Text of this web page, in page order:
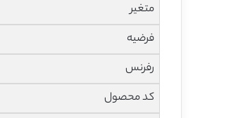
متغیر
فرضیه
رفرنس
کد محصول